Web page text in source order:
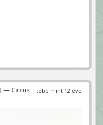
több mint 12 éve
— Circus